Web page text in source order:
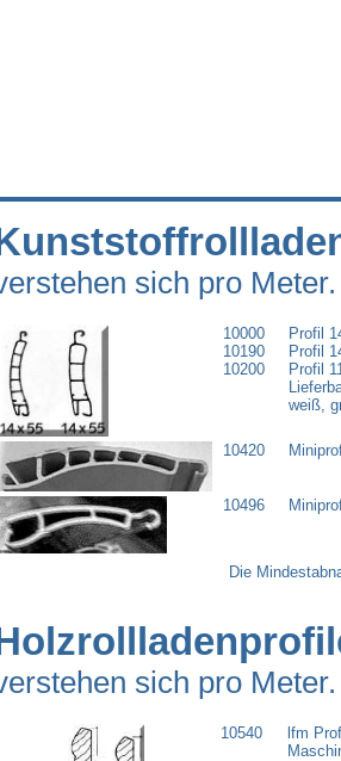
sich pro Meter.
10000
10190
10200
Profil
Profil
Profil
weiß,
10420
10496
Die
sich pro Meter.
10540
lfm